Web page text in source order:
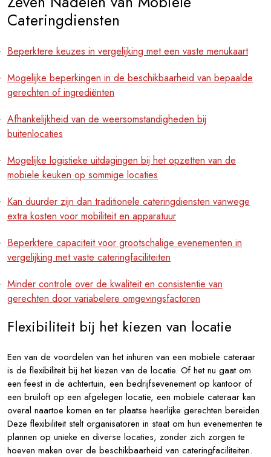
Cateringdiensten
Beperktere keuzes in vergelijking met een vaste menukaart
Mogelijke beperkingen in de beschikbaarheid van bepaalde
gerechten of ingrediënten
Afhankelijkheid van de weersomstandigheden bij
buitenlocaties
Mogelijke logistieke uitdagingen bij het opzetten van de
mobiele keuken op sommige locaties
Kan duurder zijn dan traditionele cateringdiensten vanwege
extra kosten voor mobiliteit en apparatuur
Beperktere capaciteit voor grootschalige evenementen in
vergelijking met vaste cateringfaciliteiten
Minder controle over de kwaliteit en consistentie van
gerechten door variabelere omgevingsfactoren
Flexibiliteit bij het kiezen van locatie
Een van de voordelen van het inhuren van een mobiele cateraar
is de flexibiliteit bij het kiezen van de locatie. Of het nu gaat om
een feest in de achtertuin, een bedrijfsevenement op kantoor of
een bruiloft op een afgelegen locatie, een mobiele cateraar kan
overal naartoe komen en ter plaatse heerlijke gerechten bereiden.
Deze flexibiliteit stelt organisatoren in staat om hun evenementen te
plannen op unieke en diverse locaties, zonder zich zorgen te
hoeven maken over de beschikbaarheid van cateringfaciliteiten.